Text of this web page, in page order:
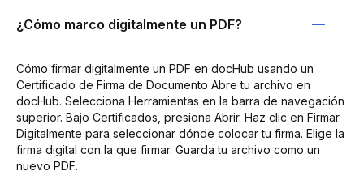
¿Cómo marco digitalmente un PDF?
Cómo firmar digitalmente un PDF en docHub usando un
Certificado de Firma de Documento Abre tu archivo en
docHub. Selecciona Herramientas en la barra de navegación
superior. Bajo Certificados, presiona Abrir. Haz clic en Firmar
Digitalmente para seleccionar dónde colocar tu firma. Elige la
firma digital con la que firmar. Guarda tu archivo como un
nuevo PDF.